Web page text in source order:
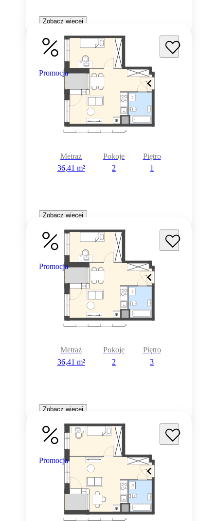
Zobacz więcej
Promocja
Metraż
36,41 m²
Pokoje
2
Piętro
1
Zobacz więcej
Promocja
Metraż
36,41 m²
Pokoje
2
Piętro
3
Zobacz więcej
Promocja